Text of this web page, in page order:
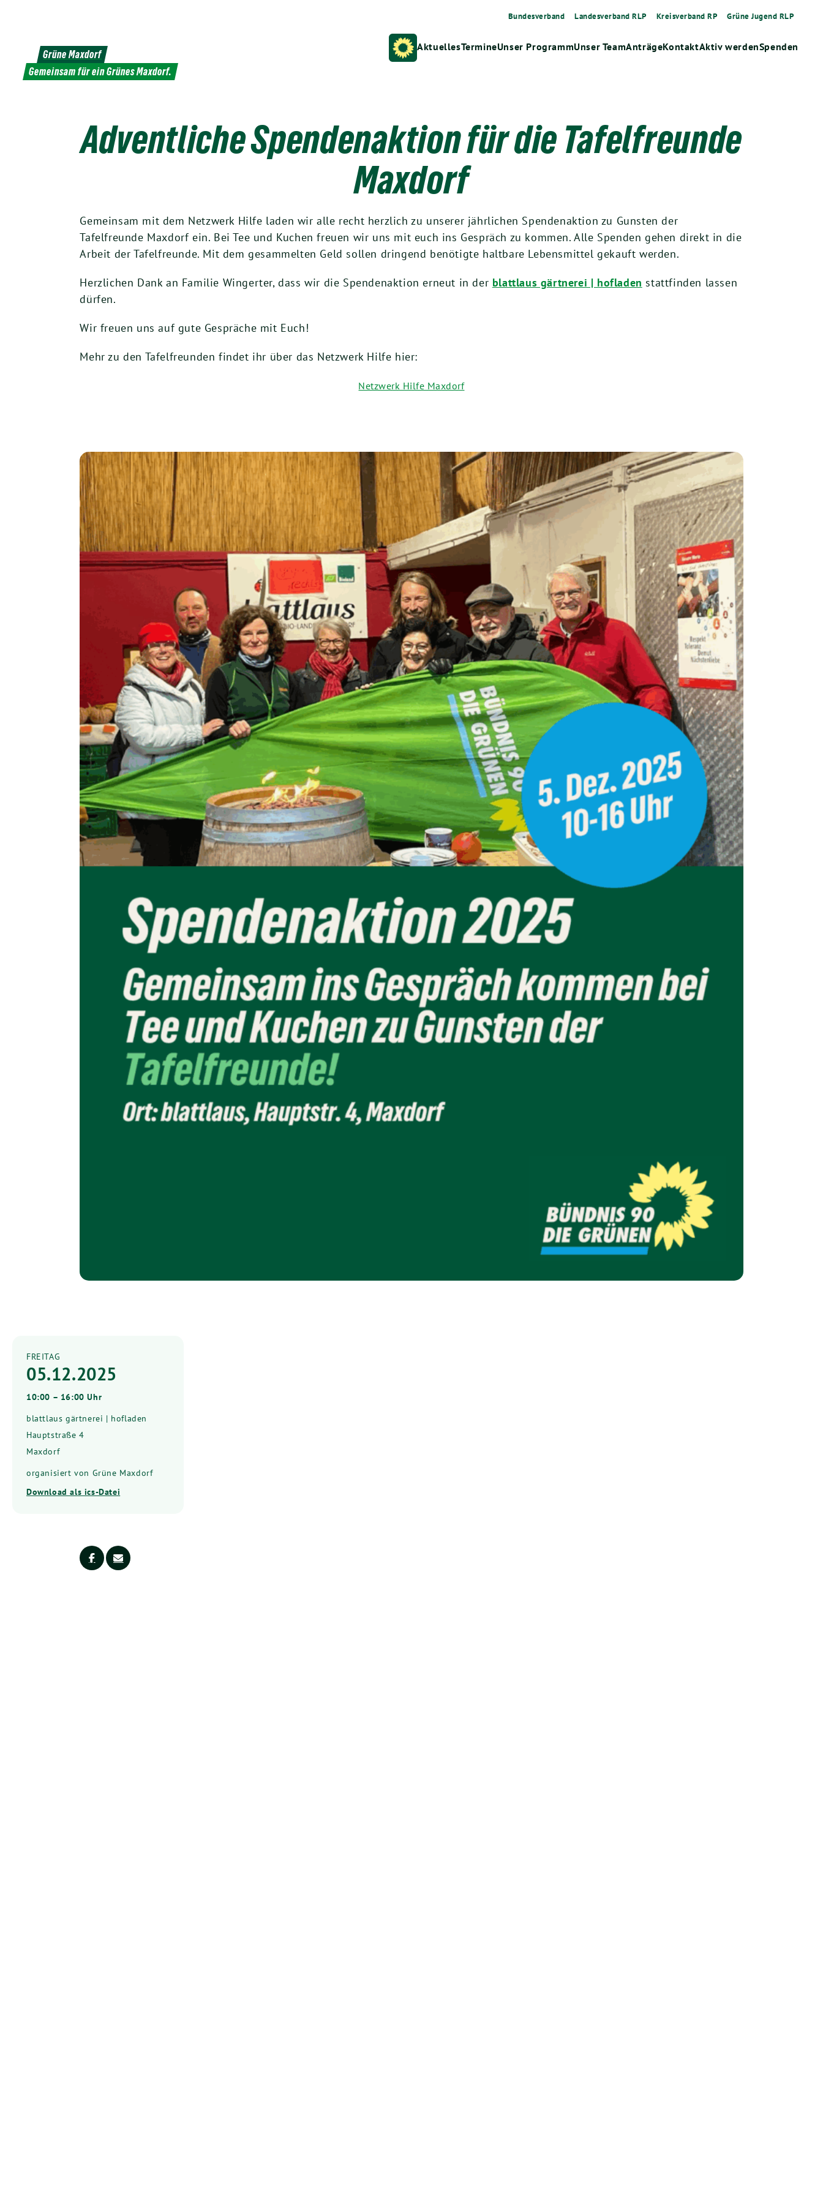
Bundesverband Landesverband RLP Kreisverband RP Grüne Jugend RLP
Grüne Maxdorf
Gemeinsam für ein Grünes Maxdorf.
AktuellesTermineUnser ProgrammUnser TeamAnträgeKontaktAktiv werdenSpenden
Adventliche Spendenaktion für die Tafelfreunde
Maxdorf
Gemeinsam mit dem Netzwerk Hilfe laden wir alle recht herzlich zu unserer jährlichen Spendenaktion zu Gunsten der
Tafelfreunde Maxdorf ein. Bei Tee und Kuchen freuen wir uns mit euch ins Gespräch zu kommen. Alle Spenden gehen direkt in die
Arbeit der Tafelfreunde. Mit dem gesammelten Geld sollen dringend benötigte haltbare Lebensmittel gekauft werden.
Herzlichen Dank an Familie Wingerter, dass wir die Spendenaktion erneut in der blattlaus gärtnerei | hofladen stattfinden lassen
dürfen.
Wir freuen uns auf gute Gespräche mit Euch!
Mehr zu den Tafelfreunden findet ihr über das Netzwerk Hilfe hier:
Netzwerk Hilfe Maxdorf
FREITAG
05.12.2025
10:00 – 16:00 Uhr
blattlaus gärtnerei | hofladen
Hauptstraße 4
Maxdorf
organisiert von Grüne Maxdorf
Download als ics-Datei